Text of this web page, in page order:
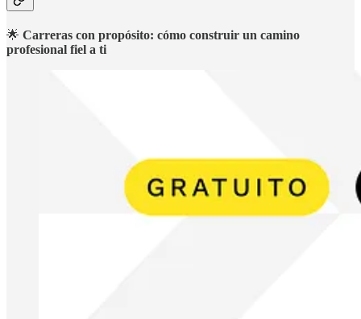
🌟 Carreras con propósito: cómo construir un camino
profesional fiel a ti